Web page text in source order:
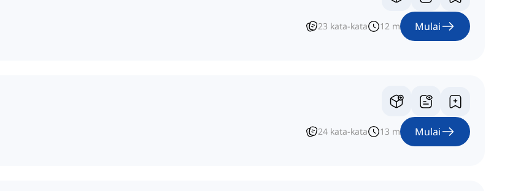
23 kata-kata 12 m Mulai
24 kata-kata 13 m Mulai